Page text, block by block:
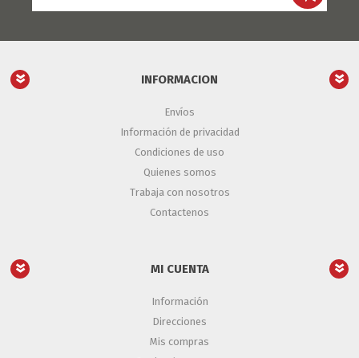
INFORMACION
Envíos
Información de privacidad
Condiciones de uso
Quienes somos
Trabaja con nosotros
Contactenos
MI CUENTA
Información
Direcciones
Mis compras